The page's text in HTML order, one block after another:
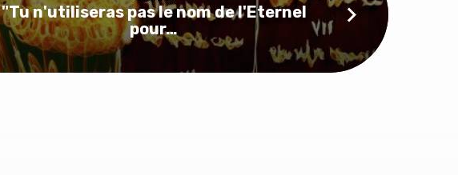
"Tu n'utiliseras pas le nom de l'Eternel
pour…